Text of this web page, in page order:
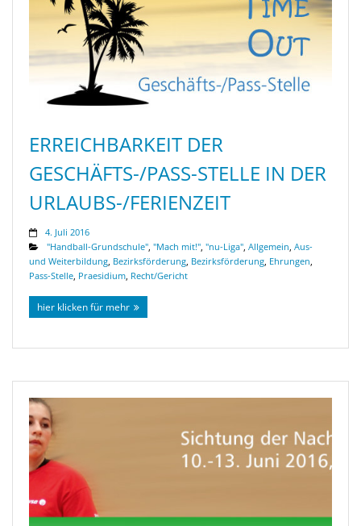
ERREICHBARKEIT DER
GESCHÄFTS-/PASS-STELLE IN DER
URLAUBS-/FERIENZEIT
4. Juli 2016
"Handball-Grundschule" "Mach mit!" "nu-Liga" Allgemein Aus-
und Weiterbildung Bezirksförderung Bezirksförderung Ehrungen
Pass-Stelle Praesidium Recht/Gericht
hier klicken für mehr